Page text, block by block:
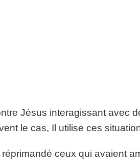
Jésus interagissant avec
le cas, Il utilise ces
ceux qui avaient